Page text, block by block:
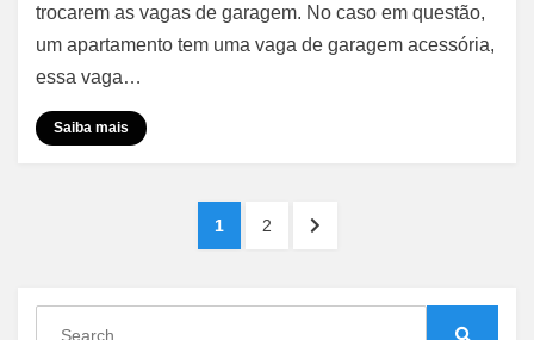
Garagem
–
trocarem as vagas de garagem. No caso em questão,
um apartamento tem uma vaga de garagem acessória,
essa vaga…
Saiba mais
posts
PAGE
1 PAGE
2
NEXT